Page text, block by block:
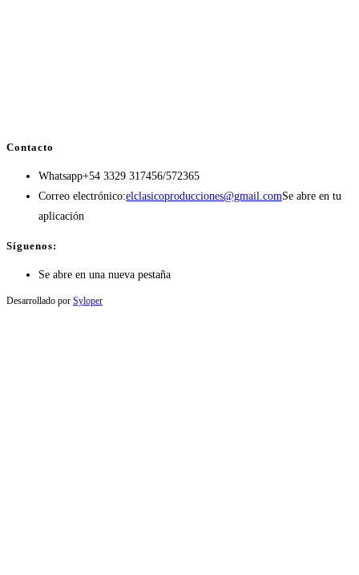
Contacto
Whatsapp+54 3329 317456/572365
Correo electrónico:elclasicoproducciones@gmail.comSe abre en tu
aplicación
Síguenos:
Se abre en una nueva pestaña
Desarrollado por Syloper